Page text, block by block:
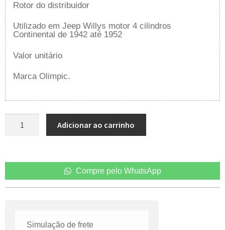
Rotor do distribuidor
Utilizado em Jeep Willys motor 4 cilindros
Continental de 1942 até 1952
Valor unitário
Marca Olimpic.
Adicionar ao carrinho
Compre pelo WhatsApp
Simulação de frete